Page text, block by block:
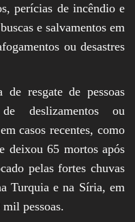
perícias de incêndio e
e salvamentos em
ou desastres
de resgate de pessoas
deslizamentos ou
casos recentes, como
deixou 65 mortos após
pelas fortes chuvas
Turquia e na Síria, em
pessoas.